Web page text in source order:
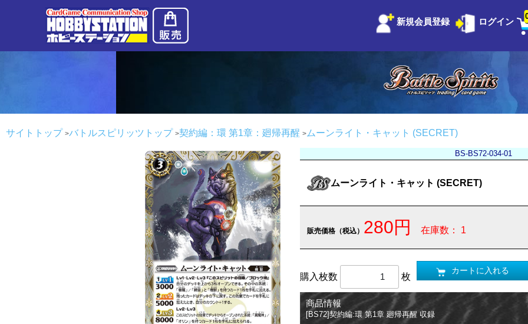
新規会員登録 ログイン
サイトトップ バトルスピリッツトップ 契約編：環 第1章：廻帰再醒 ムーンライト・キャット (SECRET)
BS-BS72-034-01
ムーンライト・キャット (SECRET)
販売価格（税込） 280円 在庫数： 1
購入枚数 枚
カートに入れる
商品情報
[BS72]契約編:環 第1章 廻帰再醒 収録